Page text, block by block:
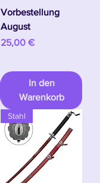
Vorbestellung
August
Preis
25,00 €
In den
Warenkorb
Stahl